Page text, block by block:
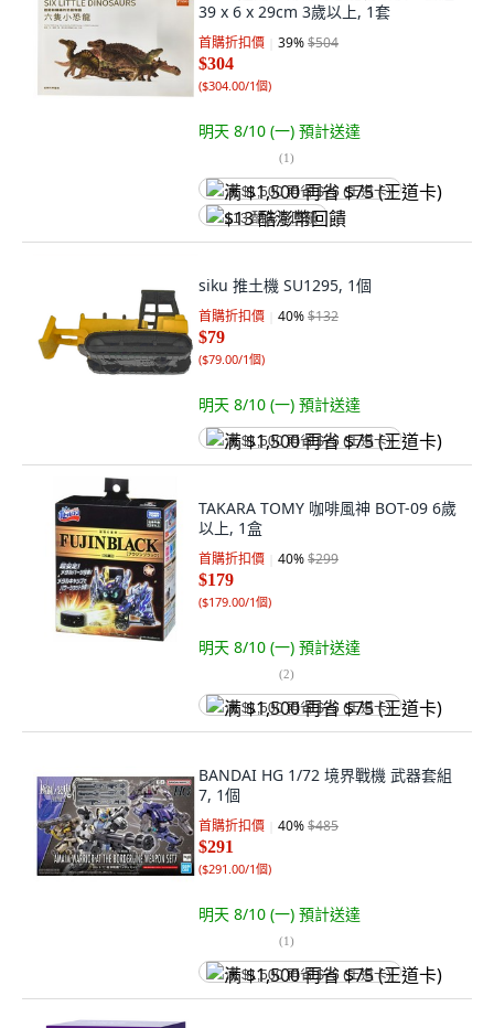
39 x 6 x 29cm 3歲以上, 1套
首購折扣價 39%$504
$304
($304.00/1個)
明天 8/10 (一) 預計送達
(1)
满 $1,500 再省 $75 (王道卡)
$13 酷澎幣回饋
siku 推土機 SU1295, 1個
首購折扣價 40%$132
$79
($79.00/1個)
明天 8/10 (一) 預計送達
满 $1,500 再省 $75 (王道卡)
TAKARA TOMY 咖啡風神 BOT-09 6歲
以上, 1盒
首購折扣價 40%$299
$179
($179.00/1個)
明天 8/10 (一) 預計送達
(2)
满 $1,500 再省 $75 (王道卡)
BANDAI HG 1/72 境界戰機 武器套組
7, 1個
首購折扣價 40%$485
$291
($291.00/1個)
明天 8/10 (一) 預計送達
(1)
满 $1,500 再省 $75 (王道卡)